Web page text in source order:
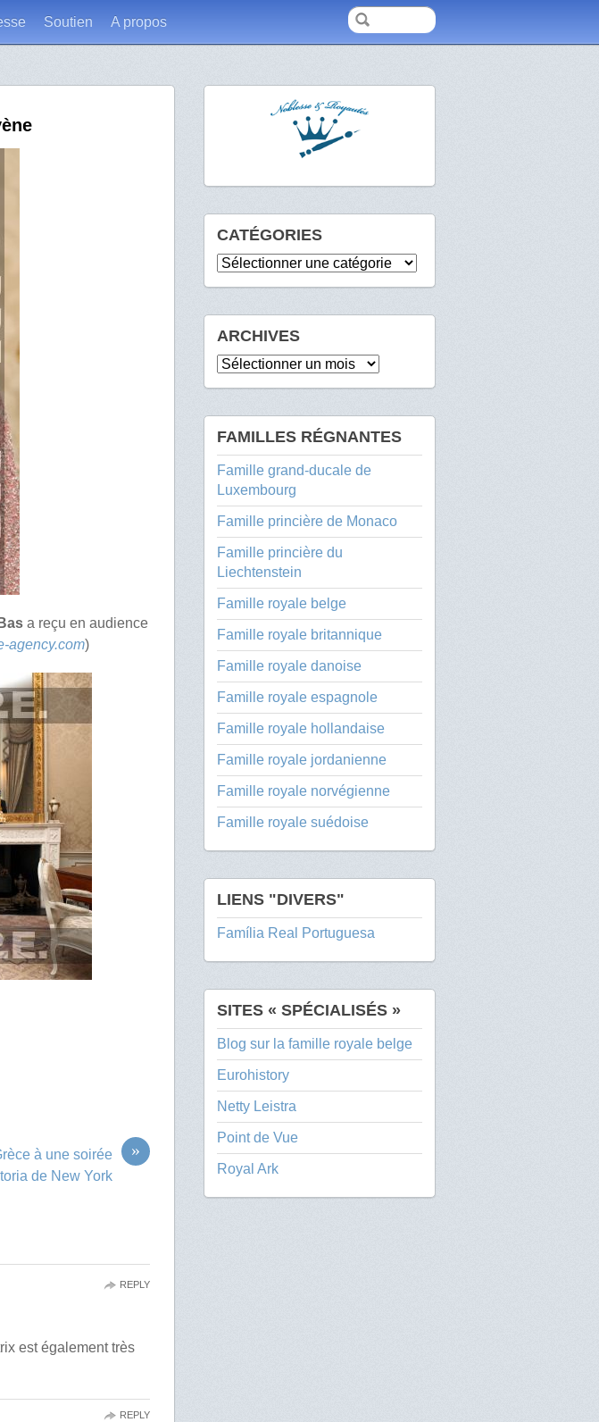
Soutien A propos
a reçu en audience
agency.com)
»
à une soirée
de New York
est également très
REPLY
REPLY
CATÉGORIES
Catégories
ARCHIVES
Archives
FAMILLES RÉGNANTES
Famille grand-ducale de
Luxembourg
Famille princière de Monaco
Famille princière du
Liechtenstein
Famille royale belge
Famille royale britannique
Famille royale danoise
Famille royale espagnole
Famille royale hollandaise
Famille royale jordanienne
Famille royale norvégienne
Famille royale suédoise
LIENS "DIVERS"
Família Real Portuguesa
SITES « SPÉCIALISÉS »
Blog sur la famille royale belge
Eurohistory
Netty Leistra
Point de Vue
Royal Ark